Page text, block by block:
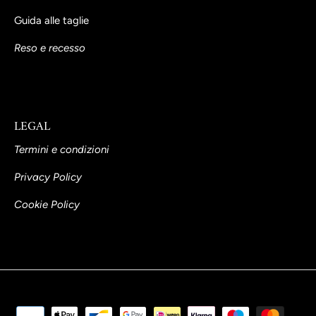
Guida alle taglie
Reso e recesso
LEGAL
Termini e condizioni
Privacy Policy
Cookie Policy